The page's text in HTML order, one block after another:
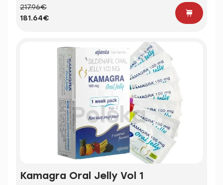
217.96€
181.64€
Kamagra Oral Jelly Vol 1